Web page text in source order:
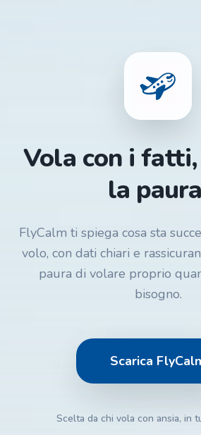
Vola con i
la
FlyCalm ti spiega cosa sta
volo, con dati chiari e
paura di volare proprio
bisogno.
Scarica
Scelta da chi vola con ansia, in